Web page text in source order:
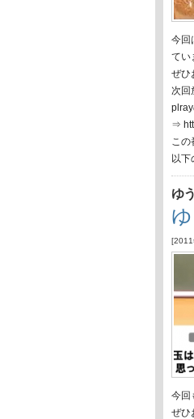
今回
てい
ぜひ
次回
plray
⇒
この
以下
ゆ
[2011
今回
ぜひ